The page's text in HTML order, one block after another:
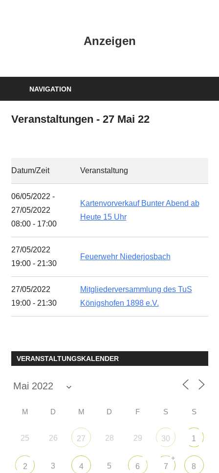
Anzeigen
NAVIGATION
Veranstaltungen - 27 Mai 22
Datum/Zeit Veranstaltung
06/05/2022 -
27/05/2022
08:00 - 17:00
Kartenvorverkauf Bunter Abend ab
Heute 15 Uhr
27/05/2022
19:00 - 21:30
Feuerwehr Niederjosbach
27/05/2022
19:00 - 21:30
Mitgliederversammlung des TuS
Königshofen 1898 e.V.
VERANSTALTUNGSKALENDER
M D M D F S S
25 26 27 28 29 30 1
2 3 4 5 6 7
+
8